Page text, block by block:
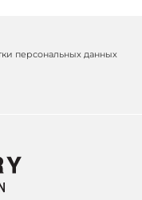
персональных данных